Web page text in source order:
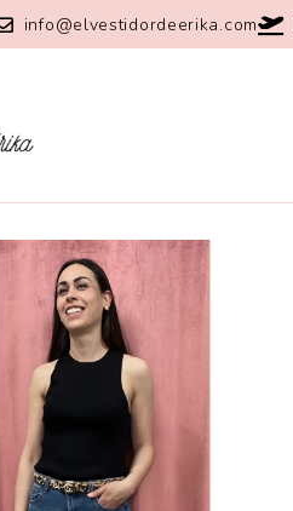
info@elvestidordeerika.com